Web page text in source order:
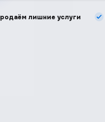
лишние услуги